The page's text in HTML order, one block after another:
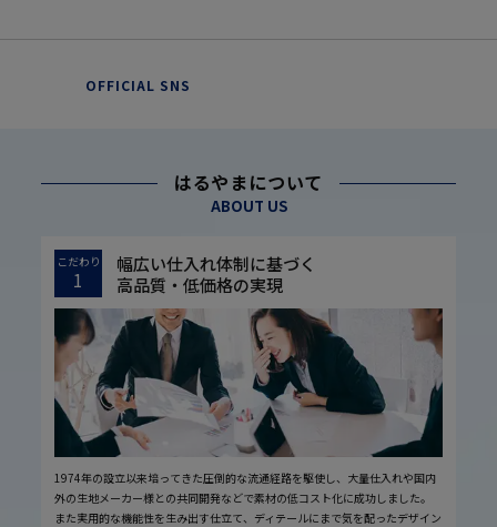
OFFICIAL SNS
はるやまについて
ABOUT US
こだわり
1
幅広い仕入れ体制に基づく
高品質・低価格の実現
1974年の設立以来培ってきた圧倒的な流通経路を駆使し、大量仕入れや国内
外の生地メーカー様との共同開発などで素材の低コスト化に成功しました。
また実用的な機能性を生み出す仕立て、ディテールにまで気を配ったデザイン